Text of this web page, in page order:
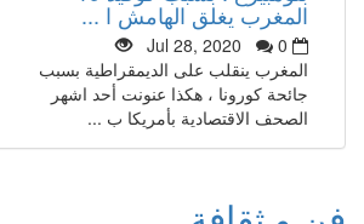
المغرب يغلق الهامش ا ...
Jul 28, 2020
0
المغرب ينقلب على الديمقراطية بسبب
جائحة كورونا ، هكذا عنونت أحد اشهر
الصحف الاقتصادية بأمريكا ب ...